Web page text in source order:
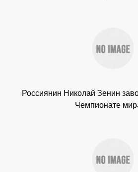
Россиянин Николай Зенин
Чемпионате